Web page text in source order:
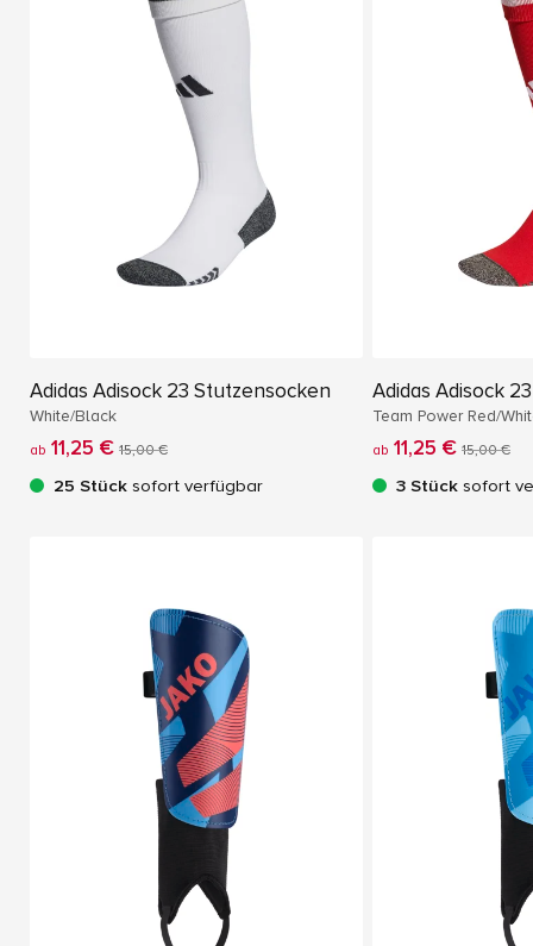
Adidas Adisock 23 Stutzensocken
White/Black
ab 11,25 € 15,00 €
25 Stück sofort verfügbar
Adidas Adisock
Team Power Red/
ab 11,25 € 15,00 €
3 Stück sofort